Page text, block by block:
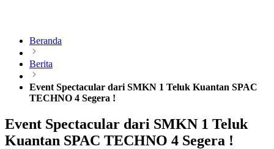
Beranda
Berita
Event Spectacular dari SMKN 1 Teluk Kuantan SPAC
TECHNO 4 Segera !
Event Spectacular dari SMKN 1 Teluk
Kuantan SPAC TECHNO 4 Segera !